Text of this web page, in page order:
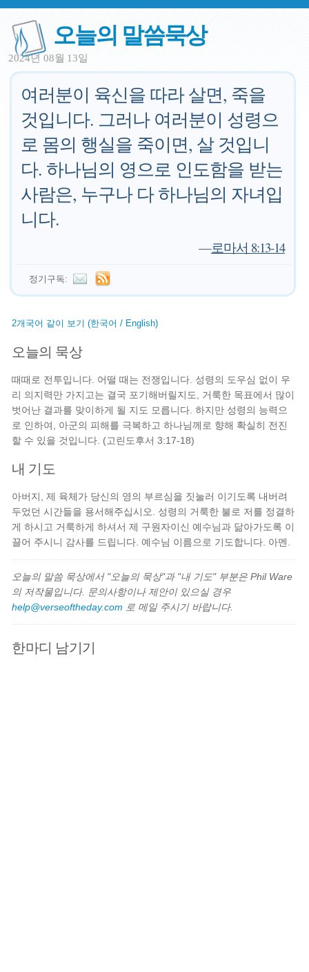
오늘의 말씀묵상
2024년 08월 13일
여러분이 육신을 따라 살면, 죽을
것입니다. 그러나 여러분이 성령으
로 몸의 행실을 죽이면, 살 것입니
다. 하나님의 영으로 인도함을 받는
사람은, 누구나 다 하나님의 자녀입
니다.
—로마서 8:13-14
정기구독:
2개국어 같이 보기 (한국어 / English)
오늘의 묵상
때때로 전투입니다. 어떨 때는 전쟁입니다. 성령의 도우심 없이 우
리 의지력만 가지고는 결국 포기해버릴지도, 거룩한 목표에서 많이
벗어난 결과를 맞이하게 될 지도 모릅니다. 하지만 성령의 능력으
로 인하여, 아군의 피해를 극복하고 하나님께로 향해 확실히 전진
할 수 있을 것입니다. (고린도후서 3:17-18)
내 기도
아버지, 제 육체가 당신의 영의 부르심을 짓눌러 이기도록 내버려
두었던 시간들을 용서해주십시오. 성령의 거룩한 불로 저를 정결하
게 하시고 거룩하게 하셔서 제 구원자이신 예수님과 닮아가도록 이
끌어 주시니 감사를 드립니다. 예수님 이름으로 기도합니다. 아멘.
오늘의 말씀 묵상에서 "오늘의 묵상"과 "내 기도" 부분은 Phil Ware
의 저작물입니다. 문의사항이나 제안이 있으실 경우
help@verseoftheday.com 로 메일 주시기 바랍니다.
한마디 남기기